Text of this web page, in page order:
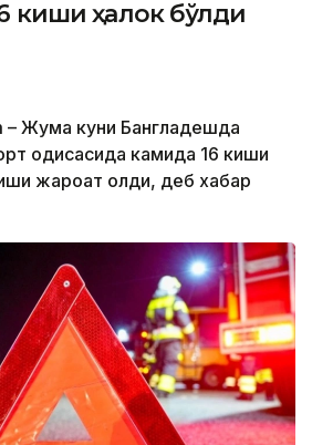
киши ҳалок бўлди
– Жума куни Бангладешда
ҳодисасида камида 16 киши
жароҳат олди, деб хабар